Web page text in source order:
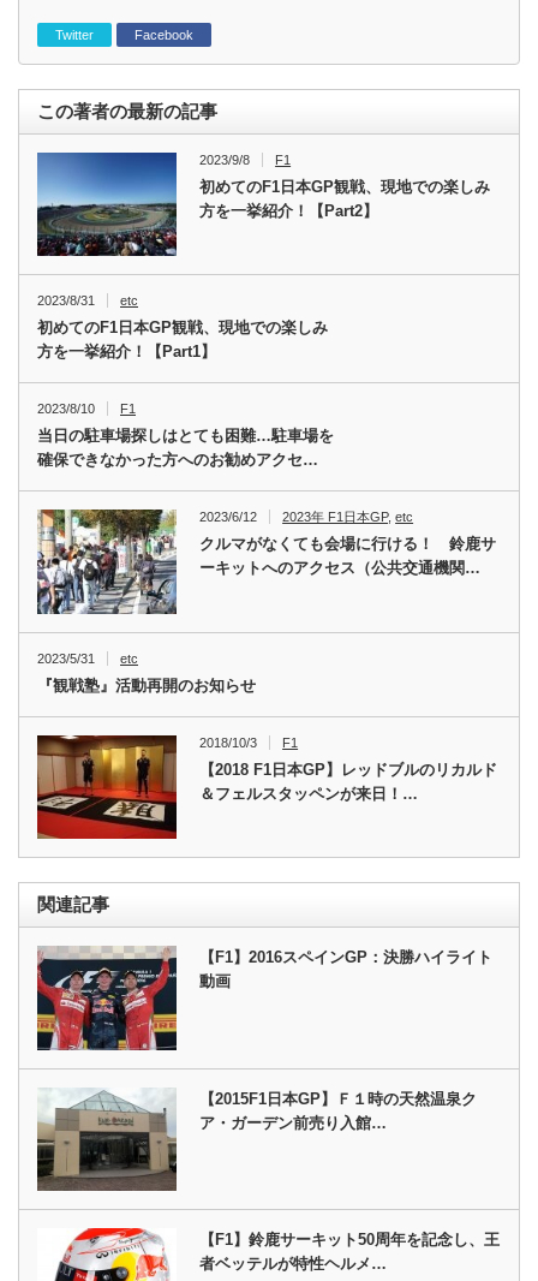
Twitter Facebook
この著者の最新の記事
2023/9/8 F1
初めてのF1日本GP観戦、現地での楽しみ
方を一挙紹介！【Part2】
2023/8/31 etc
初めてのF1日本GP観戦、現地での楽しみ
方を一挙紹介！【Part1】
2023/8/10 F1
当日の駐車場探しはとても困難…駐車場を
確保できなかった方へのお勧めアクセ…
2023/6/12 2023年 F1日本GP,etc
クルマがなくても会場に行ける！ 鈴鹿サ
ーキットへのアクセス（公共交通機関…
2023/5/31 etc
『観戦塾』活動再開のお知らせ
2018/10/3 F1
【2018 F1日本GP】レッドブルのリカルド
＆フェルスタッペンが来日！…
関連記事
【F1】2016スペインGP：決勝ハイライト
動画
【2015F1日本GP】Ｆ１時の天然温泉ク
ア・ガーデン前売り入館…
【F1】鈴鹿サーキット50周年を記念し、王
者ベッテルが特性ヘルメ…